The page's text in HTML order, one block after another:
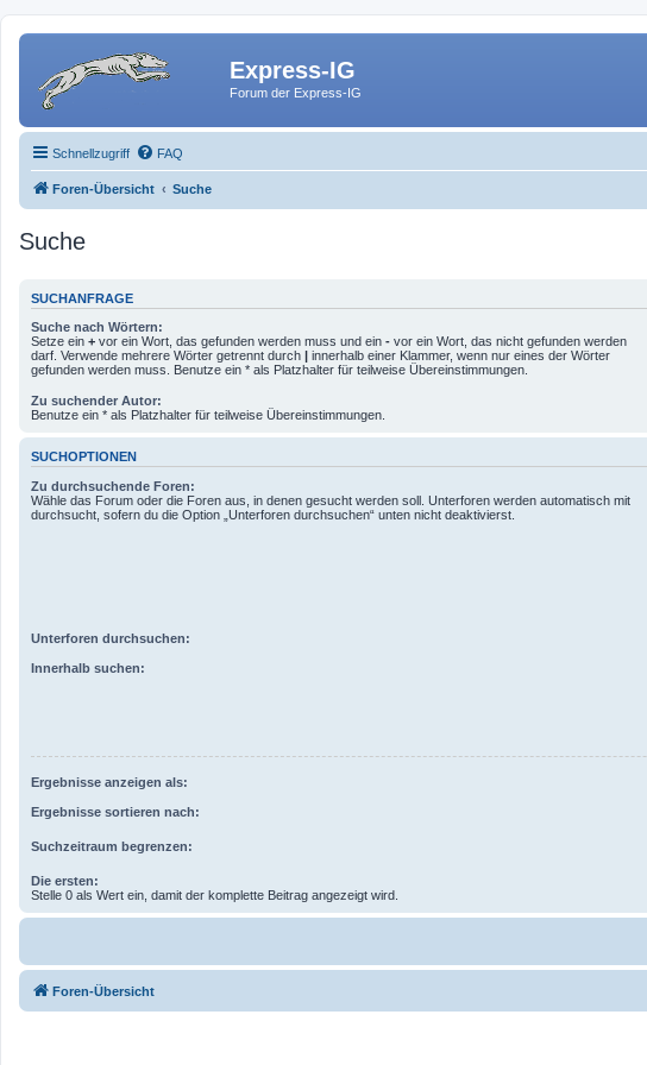
Express-IG
Forum der Express-IG
Schnellzugriff FAQ
Foren-Übersicht Suche
Suche
SUCHANFRAGE
Suche nach Wörtern:
Setze ein + vor ein Wort, das gefunden werden muss und ein - vor ein Wort, das nicht gefunden werden
darf. Verwende mehrere Wörter getrennt durch | innerhalb einer Klammer, wenn nur eines der Wörter
gefunden werden muss. Benutze ein * als Platzhalter für teilweise Übereinstimmungen.
Zu suchender Autor:
Benutze ein * als Platzhalter für teilweise Übereinstimmungen.
SUCHOPTIONEN
Zu durchsuchende Foren:
Wähle das Forum oder die Foren aus, in denen gesucht werden soll. Unterforen werden automatisch mit
durchsucht, sofern du die Option „Unterforen durchsuchen“ unten nicht deaktivierst.
Unterforen durchsuchen:
Innerhalb suchen:
Ergebnisse anzeigen als:
Ergebnisse sortieren nach:
Suchzeitraum begrenzen:
Die ersten:
Stelle 0 als Wert ein, damit der komplette Beitrag angezeigt wird.
Foren-Übersicht